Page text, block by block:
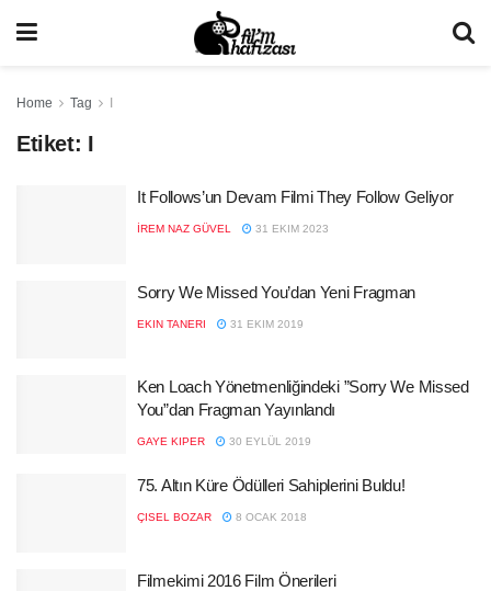
Home Tag
Etiket: I
It Follows’un Devam Filmi They Follow Geliyor
İREM NAZ GÜVEL 31 EKIM 2023
Sorry We Missed You’dan Yeni Fragman
EKIN TANERI 31 EKIM 2019
Ken Loach Yönetmenliğindeki ”Sorry We Missed
You”dan Fragman Yayınlandı
GAYE KIPER 30 EYLÜL 2019
75. Altın Küre Ödülleri Sahiplerini Buldu!
ÇISEL BOZAR 8 OCAK 2018
Filmekimi 2016 Film Önerileri